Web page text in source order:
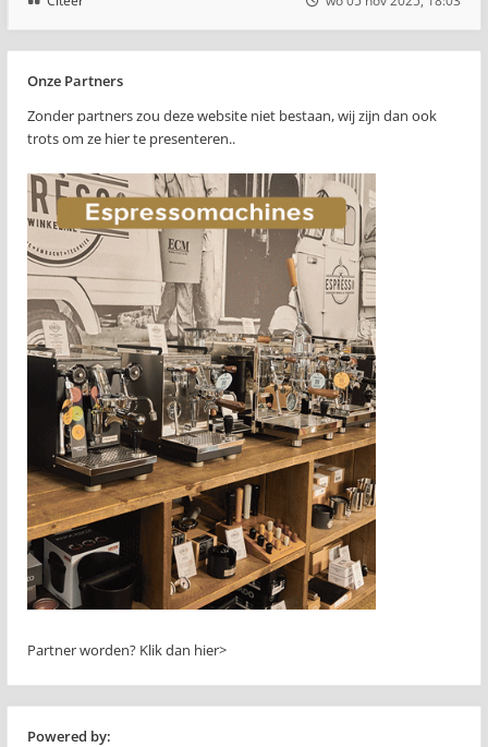
Onze Partners
Zonder partners zou deze website niet bestaan, wij zijn dan ook
trots om ze hier te presenteren..
Partner worden? Klik dan hier>
Powered by: